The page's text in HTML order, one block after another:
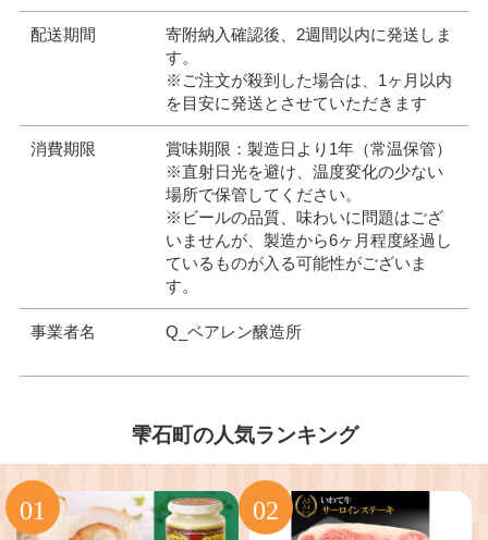
配送期間
寄附納入確認後、2週間以内に発送しま
す。
※ご注文が殺到した場合は、1ヶ月以内
を目安に発送とさせていただきます
消費期限
賞味期限：製造日より1年（常温保管）
※直射日光を避け、温度変化の少ない
場所で保管してください。
※ビールの品質、味わいに問題はござ
いませんが、製造から6ヶ月程度経過し
ているものが入る可能性がございま
す。
事業者名 Q_ベアレン醸造所
雫石町の人気ランキング